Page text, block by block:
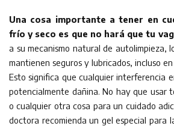
Una cosa importante a tener en
frío y seco es que no hará que tu
a su mecanismo natural de autolimpieza,
mantienen seguros y lubricados, incluso
Esto significa que cualquier interferencia
potencialmente dañina. No hay que usar
o cualquier otra cosa para un cuidado
doctora recomienda un gel especial para